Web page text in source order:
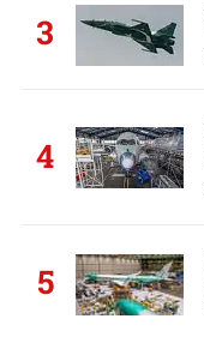
3
4
5